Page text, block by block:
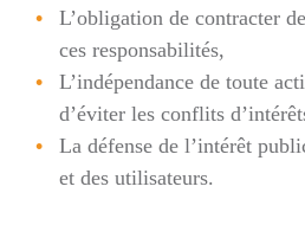
L’obligation de contracter
ces responsabilités,
L’indépendance de toute
d’éviter les conflits
La défense de l’intérêt
et des utilisateurs.